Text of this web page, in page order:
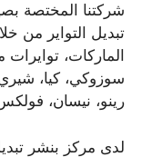
شركتنا المختصة
تبديل التواير من
الماركات،
سوزوكي، كيا،
رينو، نيسان،
لدى مركز بنشر